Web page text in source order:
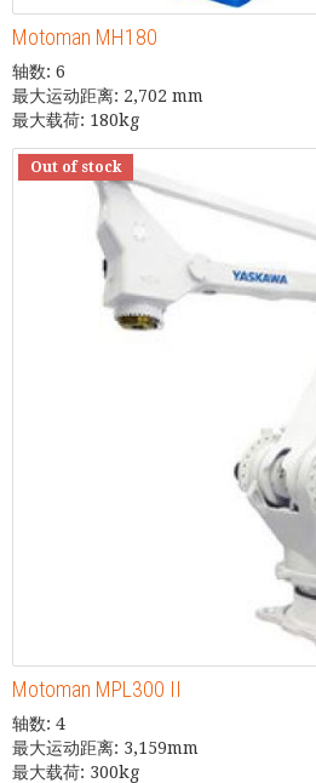
Motoman MH180
轴数: 6
最大运动距离: 2,702 mm
最大载荷: 180kg
Out of stock
Motoman MPL300 II
轴数: 4
最大运动距离: 3,159mm
最大载荷: 300kg